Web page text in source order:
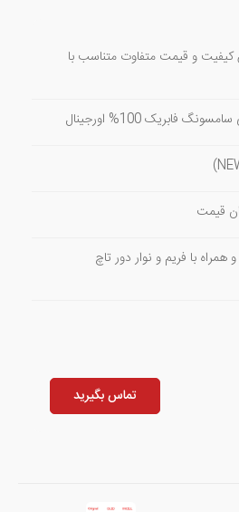
کیفیت و قیمت متفاوت متناسب با
100% اورجینال
قیمت
با فریم و نوار دور تاچ
تماس بگیرید